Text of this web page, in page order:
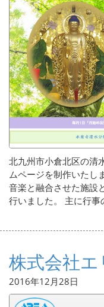
北九州市小倉北区の清
ムページを制作いたし
音楽と融合させた施設
行いました。 主に行事
株式会社
2016年12月28日